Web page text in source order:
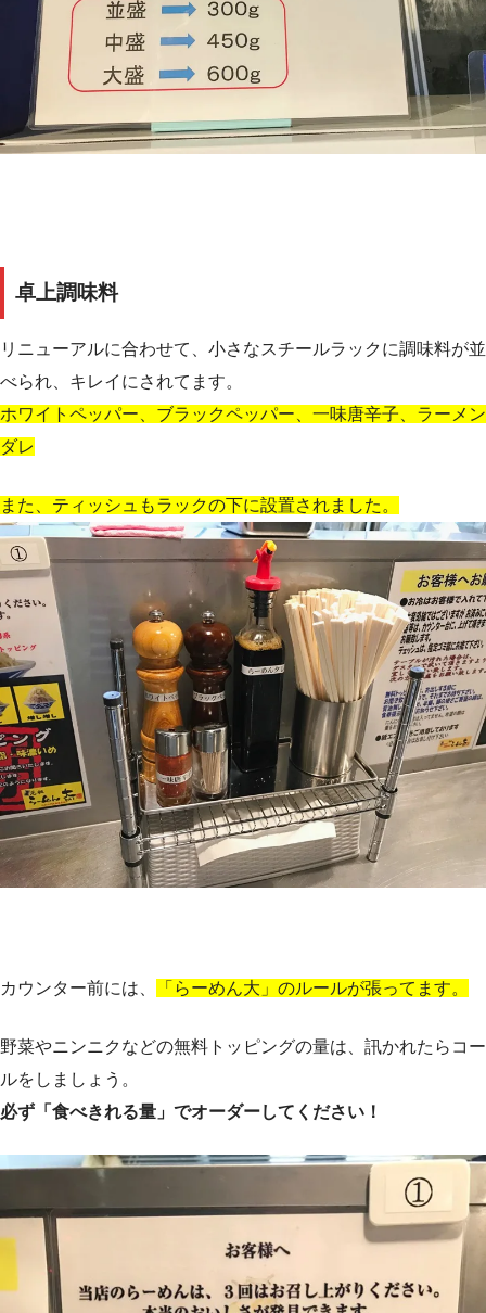
卓上調味料
リニューアルに合わせて、小さなスチールラックに調味料が並
べられ、キレイにされてます。
ホワイトペッパー、ブラックペッパー、一味唐辛子、ラーメン
ダレ
また、ティッシュもラックの下に設置されました。
カウンター前には、 「らーめん大」のルールが張ってます。
野菜やニンニクなどの無料トッピングの量は、訊かれたらコー
ルをしましょう。
必ず「食べきれる量」でオーダーしてください！